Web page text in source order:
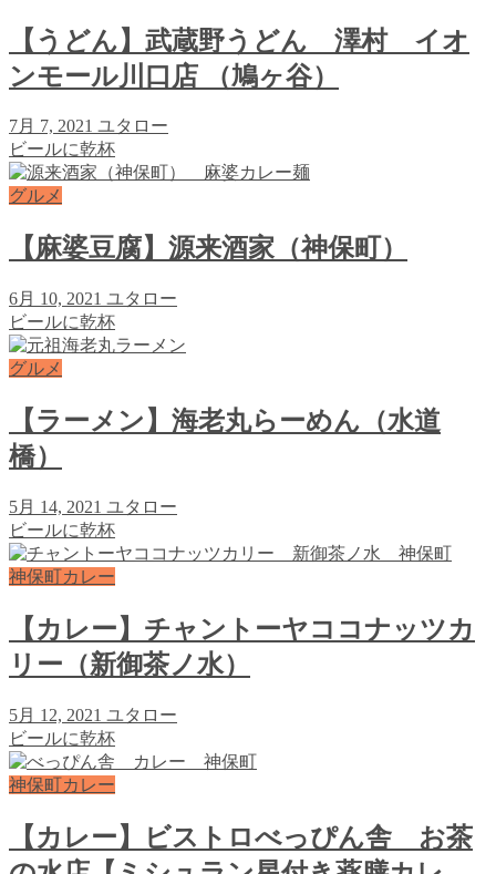
【うどん】武蔵野うどん 澤村 イオ
ンモール川口店 （鳩ヶ谷）
7月 7, 2021 ユタロー
ビールに乾杯
グルメ
【麻婆豆腐】源来酒家（神保町）
6月 10, 2021 ユタロー
ビールに乾杯
グルメ
【ラーメン】海老丸らーめん（水道
橋）
5月 14, 2021 ユタロー
ビールに乾杯
神保町カレー
【カレー】チャントーヤココナッツカ
リー（新御茶ノ水）
5月 12, 2021 ユタロー
ビールに乾杯
神保町カレー
【カレー】ビストロべっぴん舎 お茶